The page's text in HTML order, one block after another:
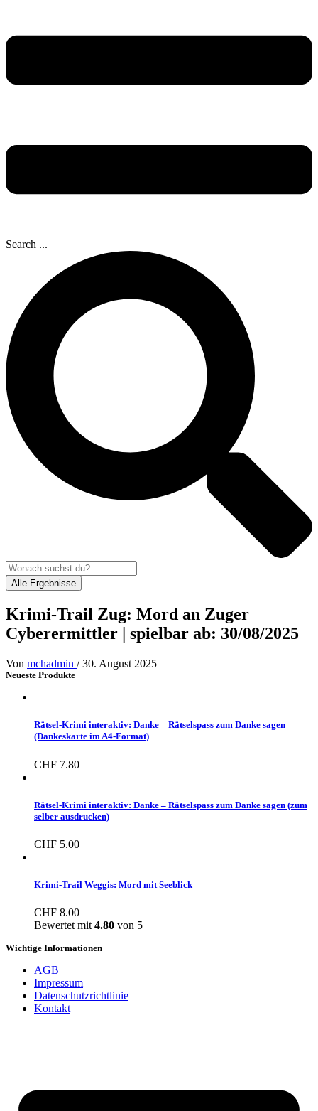
Search ...
Alle Ergebnisse
Krimi-Trail Zug: Mord an Zuger
Cyberermittler | spielbar ab: 30/08/2025
Von mchadmin /30. August 2025
Neueste Produkte
Rätsel-Krimi interaktiv: Danke – Rätselspass zum Danke sagen
(Dankeskarte im A4-Format)
CHF 7.80
Rätsel-Krimi interaktiv: Danke – Rätselspass zum Danke sagen (zum
selber ausdrucken)
CHF 5.00
Krimi-Trail Weggis: Mord mit Seeblick
CHF 8.00
Bewertet mit 4.80 von 5
Wichtige Informationen
AGB
Impressum
Datenschutzrichtlinie
Kontakt